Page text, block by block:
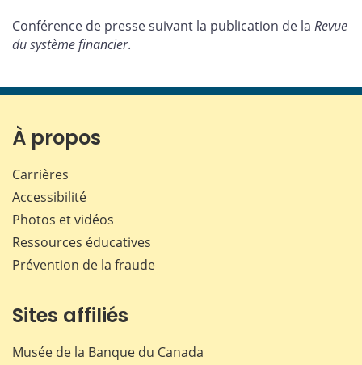
Conférence de presse suivant la publication de la Revue
du système financier.
À propos
Carrières
Accessibilité
Photos et vidéos
Ressources éducatives
Prévention de la fraude
Sites affiliés
Musée de la Banque du Canada